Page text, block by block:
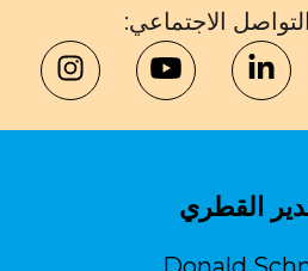
الاجتماعي:
القطري